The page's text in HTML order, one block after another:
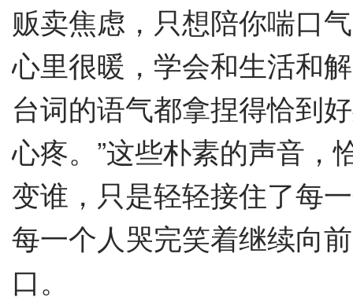
贩卖焦虑，只想陪你喘口
心里很暖，学会和生活和
台词的语气都拿捏得恰到
心疼。 ”这些朴素的声音，
变谁，只是轻轻接住了每
每一个人哭完笑着继续向
口。